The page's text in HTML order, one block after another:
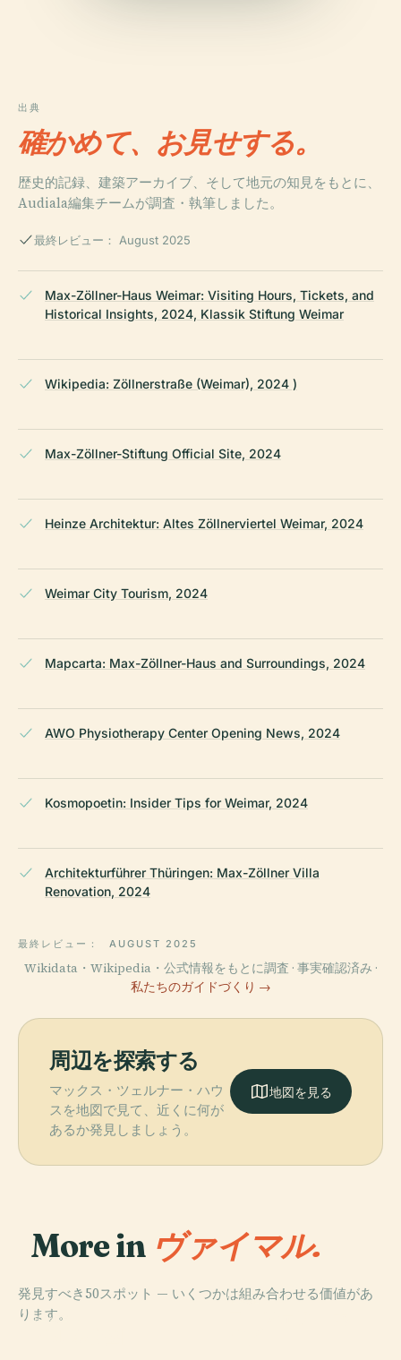
出典
確かめて、お見せする。
歴史的記録、建築アーカイブ、そして地元の知見をもとに、
Audiala編集チームが調査・執筆しました。
最終レビュー： August 2025
Max-Zöllner-Haus Weimar: Visiting Hours, Tickets, and
Historical Insights, 2024, Klassik Stiftung Weimar
Wikipedia: Zöllnerstraße (Weimar), 2024 )
Max-Zöllner-Stiftung Official Site, 2024
Heinze Architektur: Altes Zöllnerviertel Weimar, 2024
Weimar City Tourism, 2024
Mapcarta: Max-Zöllner-Haus and Surroundings, 2024
AWO Physiotherapy Center Opening News, 2024
Kosmopoetin: Insider Tips for Weimar, 2024
Architekturführer Thüringen: Max-Zöllner Villa
Renovation, 2024
最終レビュー： AUGUST 2025
Wikidata・Wikipedia・公式情報をもとに調査 · 事実確認済み ·
私たちのガイドづくり →
周辺を探索する
マックス・ツェルナー・ハウ
スを地図で見て、近くに何が
あるか発見しましょう。
地図を見る
More in ヴァイマル.
発見すべき50スポット — いくつかは組み合わせる価値があ
ります。
PLACE
PLACE